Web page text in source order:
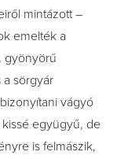
mintázott –
emelték a
gyönyörű
a sörgyár
vágyó
együgyű, de
is felmászik,